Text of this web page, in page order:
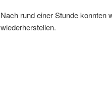
Nach rund einer Stunde konnten
wiederherstellen.